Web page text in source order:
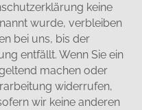
keine
wurde, verbleiben
bei uns, bis der
entfällt. Wenn Sie ein
machen oder
widerrufen,
wir keine anderen